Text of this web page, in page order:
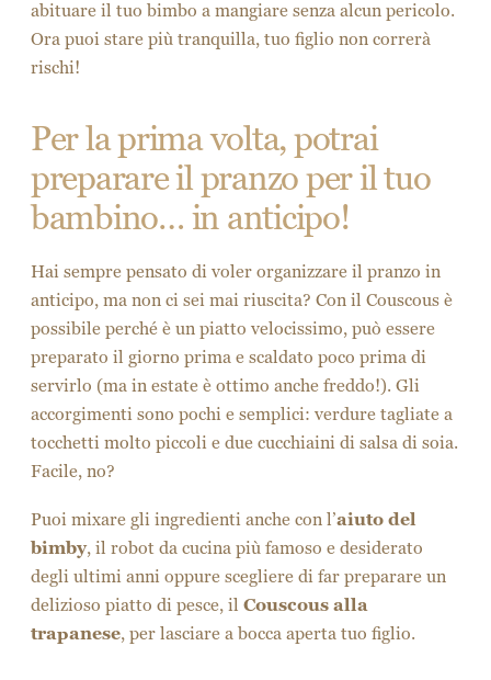
abituare il tuo bimbo a mangiare senza alcun pericolo.
Ora puoi stare più tranquilla, tuo figlio non correrà
rischi!
Per la prima volta, potrai
preparare il pranzo per il tuo
bambino… in anticipo!
Hai sempre pensato di voler organizzare il pranzo in
anticipo, ma non ci sei mai riuscita? Con il Couscous è
possibile perché è un piatto velocissimo, può essere
preparato il giorno prima e scaldato poco prima di
servirlo (ma in estate è ottimo anche freddo!). Gli
accorgimenti sono pochi e semplici: verdure tagliate a
tocchetti molto piccoli e due cucchiaini di salsa di soia.
Facile, no?
Puoi mixare gli ingredienti anche con l’aiuto del
bimby, il robot da cucina più famoso e desiderato
degli ultimi anni oppure scegliere di far preparare un
delizioso piatto di pesce, il Couscous alla
trapanese, per lasciare a bocca aperta tuo figlio.